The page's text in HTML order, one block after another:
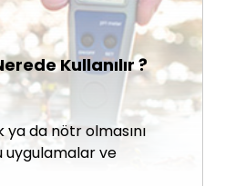
Kullanılır ?
da nötr olmasını
ve